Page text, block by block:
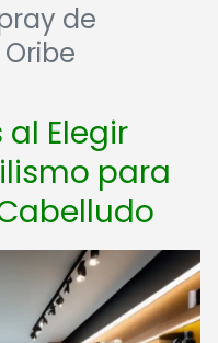
de
Elegir
para